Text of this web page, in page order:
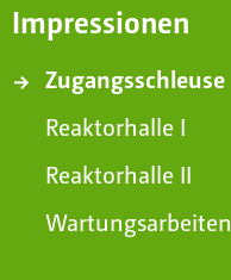
Impressionen
Zugangsschleuse
Reaktorhalle I
Reaktorhalle II
Wartungsarbeiten